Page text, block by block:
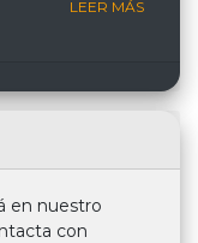
LEER MÁS
en nuestro
con